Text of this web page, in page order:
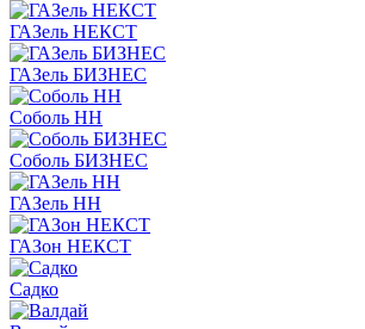
ГАЗель НЕКСТ
ГАЗель БИЗНЕС
Соболь НН
Соболь БИЗНЕС
ГАЗель НН
ГАЗон НЕКСТ
Садко